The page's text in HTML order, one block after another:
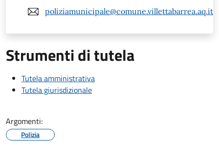
poliziamunicipale@comune.villettabarrea.aq.it
Strumenti di tutela
Tutela amministrativa
Tutela giurisdizionale
Argomenti:
Polizia